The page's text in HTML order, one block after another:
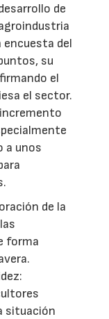
de
encuesta del
su
el
el sector.
a unos
de la
forma
situación